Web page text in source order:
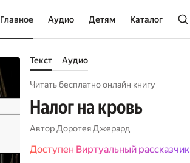
Главное Аудио Детям Каталог
Текст Аудио
Читать бесплатно онлайн книгу
Налог на кровь
Автор Доротея Джерард
Доступен Виртуальный рассказчик